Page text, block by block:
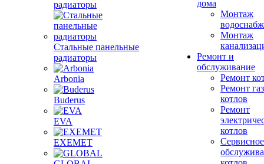
радиаторы
Стальные панельные
радиаторы
Arbonia
Buderus
EVA
EXEMET
дома
Монтаж
Монтаж
Ремонт и
обслуживание
Ремонт
Ремонт
котлов
Ремонт
котлов
Сервисное